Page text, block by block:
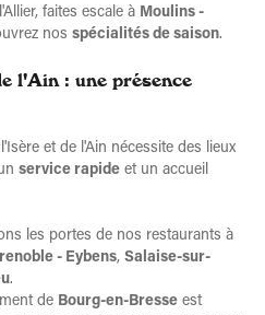
faites escale à Moulins -
nos spécialités de saison.
l'Ain : une présence
et de l'Ain nécessite des lieux
service rapide et un accueil
les portes de nos restaurants à
- Eybens, Salaise-sur-
.
de Bourg-en-Bresse est